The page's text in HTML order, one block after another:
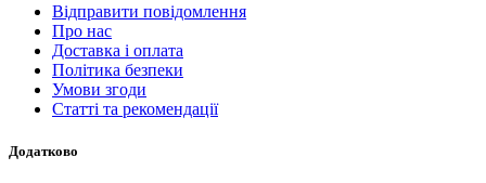
Відправити повідомлення
Про нас
Доставка і оплата
Політика безпеки
Умови згоди
Статті та рекомендації
Додатково